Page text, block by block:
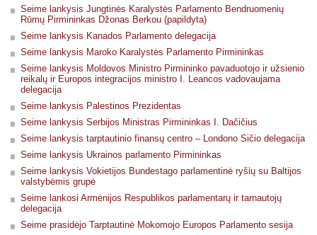
Seime lankysis Jungtinės Karalystės Parlamento Bendruomenių
Rūmų Pirmininkas Džonas Berkou (papildyta)
Seime lankysis Kanados Parlamento delegacija
Seime lankysis Maroko Karalystės Parlamento Pirmininkas
Seime lankysis Moldovos Ministro Pirmininko pavaduotojo ir užsienio
reikalų ir Europos integracijos ministro I. Leancos vadovaujama
delegacija
Seime lankysis Palestinos Prezidentas
Seime lankysis Serbijos Ministras Pirmininkas I. Dačičius
Seime lankysis tarptautinio finansų centro – Londono Sičio delegacija
Seime lankysis Ukrainos parlamento Pirmininkas
Seime lankysis Vokietijos Bundestago parlamentinė ryšių su Baltijos
valstybėmis grupė
Seime lankosi Armėnijos Respublikos parlamentarų ir tarnautojų
delegacija
Seime prasidėjo Tarptautinė Mokomojo Europos Parlamento sesija